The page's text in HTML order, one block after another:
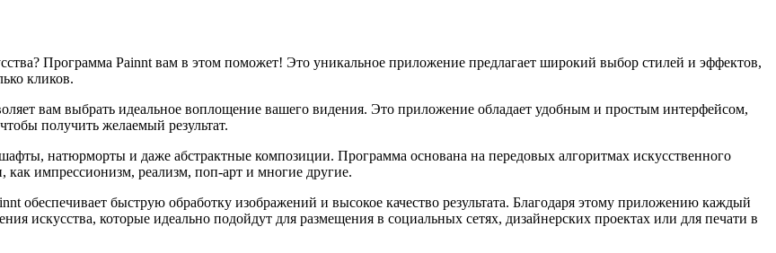
Программа Painnt вам в этом поможет! Это уникальное приложение предлагает широкий выбор стилей и эффектов,
кликов.
вам выбрать идеальное воплощение вашего видения. Это приложение обладает удобным и простым интерфейсом,
получить желаемый результат.
натюрморты и даже абстрактные композиции. Программа основана на передовых алгоритмах искусственного
как импрессионизм, реализм, поп-арт и многие другие.
обеспечивает быструю обработку изображений и высокое качество результата. Благодаря этому приложению каждый
искусства, которые идеально подойдут для размещения в социальных сетях, дизайнерских проектах или для печати в